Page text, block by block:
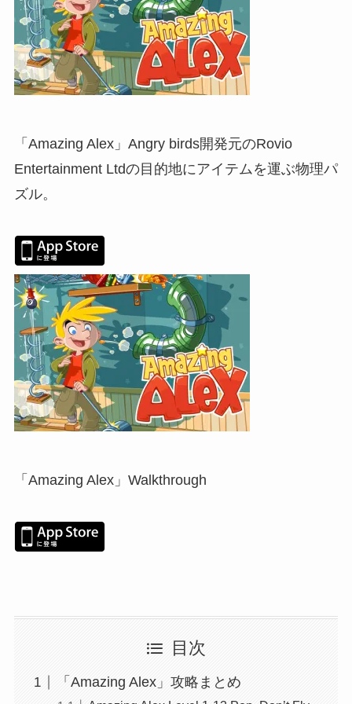
「Amazing Alex」Angry birds開発元のRovio
Entertainment Ltdの目的地にアイテムを運ぶ物理パ
ズル。
「Amazing Alex」Walkthrough
目次
「Amazing Alex」攻略まとめ